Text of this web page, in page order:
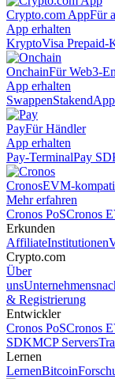
Crypto.com AppFür
App erhalten
KryptoVisa Prepaid-
OnchainFür Web3-
App erhalten
SwappenStaken
PayFür Händler
App erhalten
Pay-TerminalPay
CronosEVM-
Mehr erfahren
Cronos PoSCronos
Erkunden
AffiliateInstitutionen
Crypto.com
Über
uns
& Registrierung
Entwickler
Cronos PoSCronos
SDKMCP Servers
Lernen
LernenBitcoin